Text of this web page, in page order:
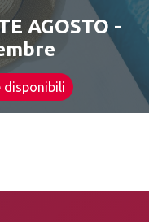
AGOSTO -
disponibili